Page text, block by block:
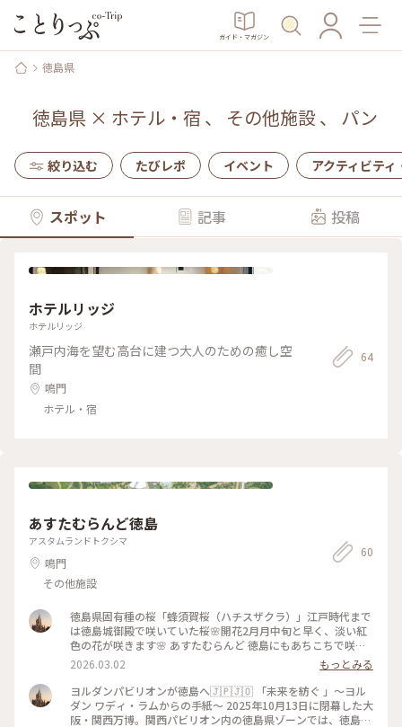
ガイド・マガジン
徳島県
徳島県× ホテル・宿 、 その他施設、 パン
絞り込む たびレポ イベント アクティビティ
スポット 記事 投稿
ホテルリッジ
ホテルリッジ
瀬戸内海を望む高台に建つ大人のための癒し空
間
鳴門
ホテル・宿
64
あすたむらんど徳島
アスタムランドトクシマ
鳴門
その他施設
60
徳島県固有種の桜「蜂須賀桜（ハチスザクラ）」江戸時代まで
は徳島城御殿で咲いていた桜🌸開花2月月中旬と早く、淡い紅
色の花が咲きます🌸 あすたむらんど 徳島にもあちこちで咲い
ていました🌸まだまだ、寒い日もあるけど、春はそこまで来て
いました🌸 2026.2.28 #蜂須賀桜 #あすたむらんど徳島 #早
咲き桜 #ヨルダン館
2026.03.02
もっとみる
ヨルダンパビリオンが徳島へ🇯🇵🇯🇴 「未来を紡ぐ 」～ヨル
ダン ワディ・ラムからの手紙～ 2025年10月13日に閉幕した大
阪・関西万博。関西パビリオン内の徳島県ゾーンでは、徳島の